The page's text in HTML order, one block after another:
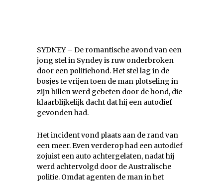
SYDNEY – De romantische avond van een
jong stel in Syndey is ruw onderbroken
door een politiehond. Het stel lag in de
bosjes te vrijen toen de man plotseling in
zijn billen werd gebeten door de hond, die
klaarblijkelijk dacht dat hij een autodief
gevonden had.
Het incident vond plaats aan de rand van
een meer. Even verderop had een autodief
zojuist een auto achtergelaten, nadat hij
werd achtervolgd door de Australische
politie. Omdat agenten de man in het